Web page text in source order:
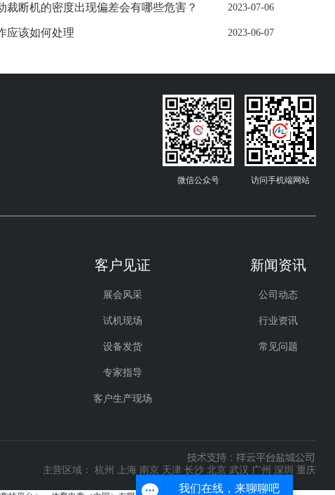
裁断机的密度出现偏差会有哪些危害？ 2023-07-06
应该如何处理 2023-06-07
访问手机端网站
微信公众号
客户见证
展会风采
试机现场
设备发货
专家指导
客户生产现场
新闻资讯
公司动态
行业资讯
常见问题
主营区域：杭州 上海 南京 天津 长沙 北京 武汉 广州 深圳 重庆